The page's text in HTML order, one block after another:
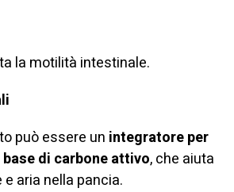
la motilità intestinale.
può essere un integratore per
di carbone attivo, che aiuta
aria nella pancia.